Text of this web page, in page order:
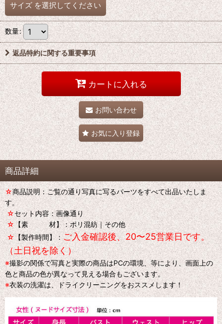
サイズ を選択してください
数量:
返品特約に関する重要事項
カートに入れる
お問い合わせ
お気に入り登録
商品詳細
☆商品説明：ご覧の通り写真に写るパーツをすべて出品いたしま
す。
☆セット内容：画像通り
☆【素 材】：ポリ混紡｜その他
☆【製作時間】：ご入金確認後、20〜25営業日です。
（土日祝を除く）
※撮影の関係で写真と実際の商品はPCの環境、等により、画面上の
色と商品の色が異なって見える場合もございます。
※衣装の洗濯は、ドライクリーニングをおススメします！